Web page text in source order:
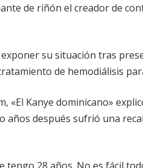
de riñón el creador de
su situación tras
de hemodiálisis
«El Kanye dominicano»
después sufrió una